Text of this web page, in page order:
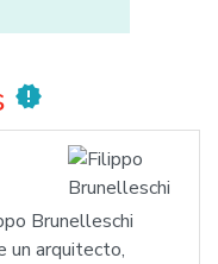
new_releases
Brunelleschi
un arquitecto,